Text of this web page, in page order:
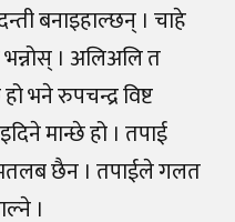
बनाइहाल्छन् । चाहे
। अलिअलि त
भने रुपचन्द्र विष्ट
मान्छे हो । तपाई
छैन । तपाईले गलत
।